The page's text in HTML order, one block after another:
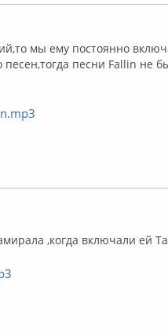
мы ему постоянно
песен,тогда песни Fallin не
,когда включали ей